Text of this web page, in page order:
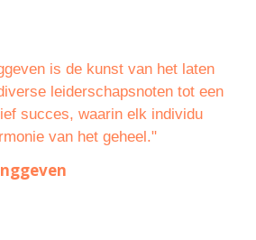
is de kunst van het laten
leiderschapsnoten tot een
succes, waarin elk individu
van het geheel."